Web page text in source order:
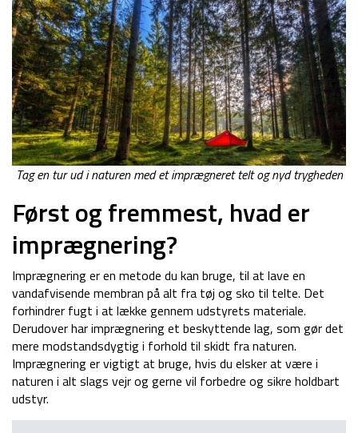
Tag en tur ud i naturen med et imprægneret telt og nyd trygheden
Først og fremmest, hvad er
imprægnering?
Imprægnering er en metode du kan bruge, til at lave en
vandafvisende membran på alt fra tøj og sko til telte. Det
forhindrer fugt i at lække gennem udstyrets materiale.
Derudover har imprægnering et beskyttende lag, som gør det
mere modstandsdygtig i forhold til skidt fra naturen.
Imprægnering er vigtigt at bruge, hvis du elsker at være i
naturen i alt slags vejr og gerne vil forbedre og sikre holdbart
udstyr.